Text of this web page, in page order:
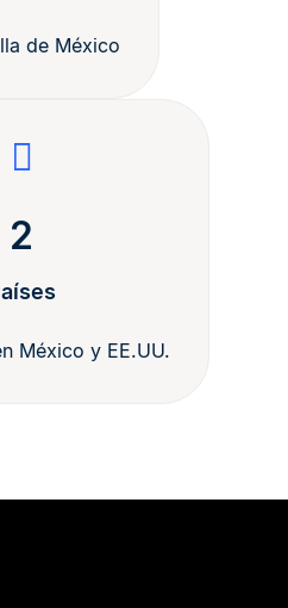
de México
2
México y EE.UU.